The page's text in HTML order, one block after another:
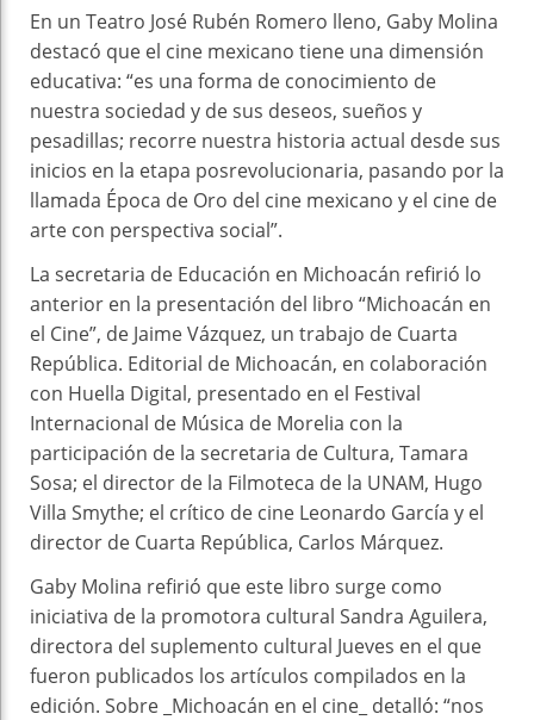
En un Teatro José Rubén Romero lleno, Gaby Molina
destacó que el cine mexicano tiene una dimensión
educativa: “es una forma de conocimiento de
nuestra sociedad y de sus deseos, sueños y
pesadillas; recorre nuestra historia actual desde sus
inicios en la etapa posrevolucionaria, pasando por la
llamada Época de Oro del cine mexicano y el cine de
arte con perspectiva social”.
La secretaria de Educación en Michoacán refirió lo
anterior en la presentación del libro “Michoacán en
el Cine”, de Jaime Vázquez, un trabajo de Cuarta
República. Editorial de Michoacán, en colaboración
con Huella Digital, presentado en el Festival
Internacional de Música de Morelia con la
participación de la secretaria de Cultura, Tamara
Sosa; el director de la Filmoteca de la UNAM, Hugo
Villa Smythe; el crítico de cine Leonardo García y el
director de Cuarta República, Carlos Márquez.
Gaby Molina refirió que este libro surge como
iniciativa de la promotora cultural Sandra Aguilera,
directora del suplemento cultural Jueves en el que
fueron publicados los artículos compilados en la
edición. Sobre _Michoacán en el cine_ detalló: “nos